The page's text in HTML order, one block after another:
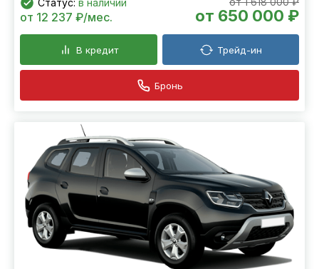
Статус: в наличии
от 650 000 ₽
от 12 237 ₽/мес.
В кредит Трейд-ин
Бронь